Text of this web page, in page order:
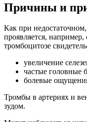
Причины и
Как при
проявляется,
тромбоцитозе
увеличение
частые головные
болевые
Тромбы в артериях и
зудом.